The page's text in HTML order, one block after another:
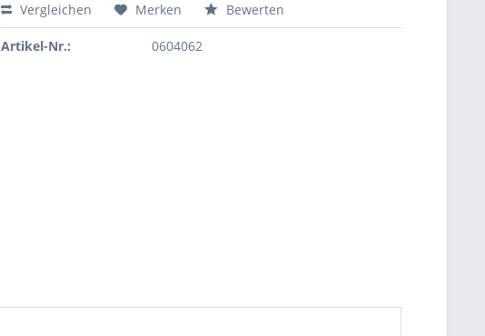
Preis anfragen
Vergleichen Merken Bewerten
Artikel-Nr.: 0604062